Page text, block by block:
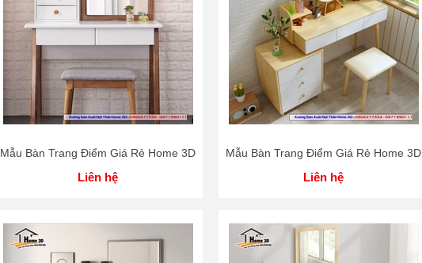
Mẫu Bàn Trang Điểm Giá Rẻ Home 3D
Liên hệ
Mẫu Bàn Trang Điểm Giá Rẻ Home 3D
Liên hệ